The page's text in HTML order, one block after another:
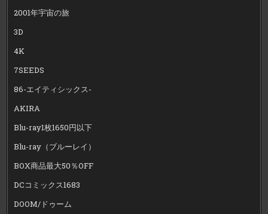
2001年宇宙の旅
3D
4K
7SEEDS
86-エイティシックス-
AKIRA
Blu-ray1枚1650円以下
Blu-ray（ブルーレイ）
BOX商品最大50％OFF
DCコミックス1683
DOOM/ドゥーム